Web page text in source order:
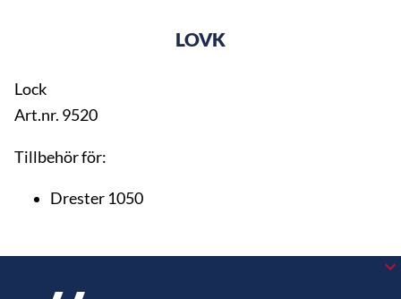
LOVK
Lock
Art.nr. 9520
Tillbehör för:
Drester 1050